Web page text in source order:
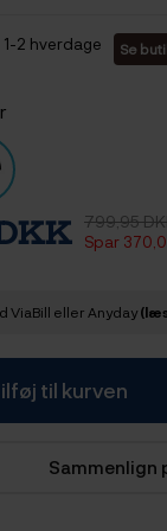
1-2 hverdage Se
799,95
Spar
ViaBill eller Anyday
til kurven
Sammenlign